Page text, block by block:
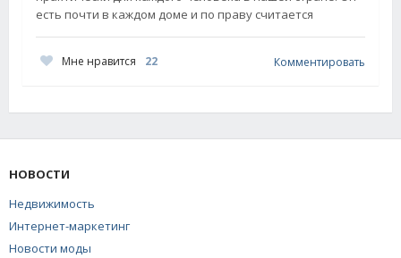
есть почти в каждом доме и по праву считается
Мне нравится 22 Комментировать
НОВОСТИ
Недвижимость
Интернет-маркетинг
Новости моды